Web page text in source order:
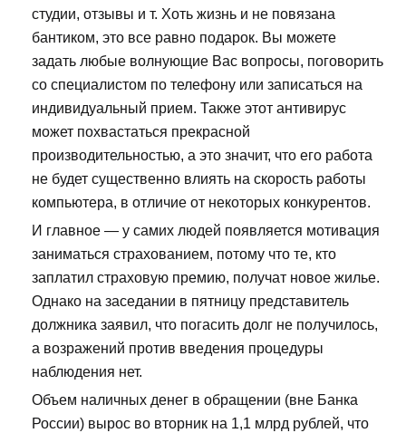
студии, отзывы и т. Хоть жизнь и не повязана
бантиком, это все равно подарок. Вы можете
задать любые волнующие Вас вопросы, поговорить
со специалистом по телефону или записаться на
индивидуальный прием. Также этот антивирус
может похвастаться прекрасной
производительностью, а это значит, что его работа
не будет существенно влиять на скорость работы
компьютера, в отличие от некоторых конкурентов.
И главное — у самих людей появляется мотивация
заниматься страхованием, потому что те, кто
заплатил страховую премию, получат новое жилье.
Однако на заседании в пятницу представитель
должника заявил, что погасить долг не получилось,
а возражений против введения процедуры
наблюдения нет.
Объем наличных денег в обращении (вне Банка
России) вырос во вторник на 1,1 млрд рублей, что